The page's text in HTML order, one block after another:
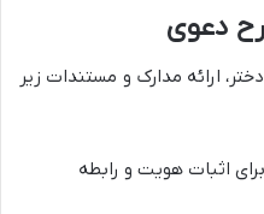
ارائه مدارک و مستندات زیر
برای اثبات هویت و رابطه